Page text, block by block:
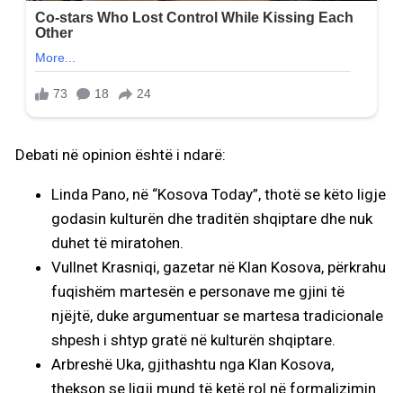
Debati në opinion është i ndarë:
Linda Pano, në “Kosova Today”, thotë se këto ligje
godasin kulturën dhe traditën shqiptare dhe nuk
duhet të miratohen.
Vullnet Krasniqi, gazetar në Klan Kosova, përkrahu
fuqishëm martesën e personave me gjini të
njëjtë, duke argumentuar se martesa tradicionale
shpesh i shtyp gratë në kulturën shqiptare.
Arbreshë Uka, gjithashtu nga Klan Kosova,
thekson se ligji mund të ketë rol në formalizimin